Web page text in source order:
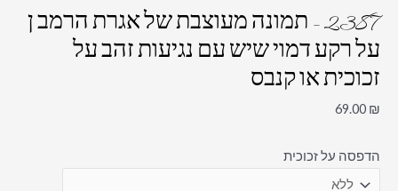
2387 – תמונה מעוצבת של אגרת הרמב ן
על רקע דמוי שיש עם נגיעות זהב על
זכוכית או קנבס
69.00 ₪
הדפסה על זכוכית